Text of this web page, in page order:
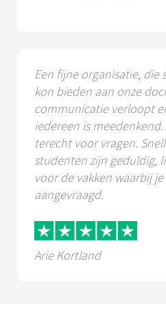
Een fijne organisatie, die
kon bieden aan onze
communicatie verloopt
iedereen is
terecht voor vragen.
studenten zijn geduldig,
voor de vakken waarbij
aangevraagd.
Arie Kortland